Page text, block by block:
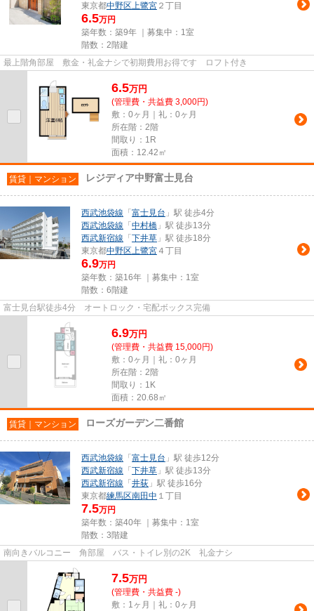
東京都中野区上鷺宮 ２丁目
6.5万円
築年数：築9年 ｜募集中： 1室
階数：2階建
最上階角部屋 敷金・礼金ナシで初期費用お得です ロフト付き
6.5万円
(管理費・共益費 3,000円)
敷：0ヶ月｜礼：0ヶ月
所在階：2階
間取り：1R
面積：12.42㎡
賃貸｜マンション レジディア中野富士見台
西武池袋線 「 富士見台 」駅 徒歩4分
西武池袋線 「 中村橋 」駅 徒歩13分
西武新宿線 「 下井草 」駅 徒歩18分
東京都中野区上鷺宮 ４丁目
6.9万円
築年数：築16年 ｜募集中： 1室
階数：6階建
富士見台駅徒歩4分 オートロック・宅配ボックス完備
6.9万円
(管理費・共益費 15,000円)
敷：0ヶ月｜礼：0ヶ月
所在階：2階
間取り：1K
面積：20.68㎡
賃貸｜マンション ローズガーデン二番館
西武池袋線 「 富士見台 」駅 徒歩12分
西武新宿線 「 下井草 」駅 徒歩13分
西武新宿線 「 井荻 」駅 徒歩16分
東京都練馬区南田中 １丁目
7.5万円
築年数：築40年 ｜募集中： 1室
階数：3階建
南向きバルコニー 角部屋 バス・トイレ別の2K 礼金ナシ
7.5万円
(管理費・共益費 -)
敷：1ヶ月｜礼：0ヶ月